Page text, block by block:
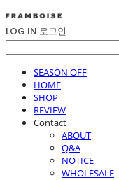
LOG IN 로그인
SEASON OFF
HOME
SHOP
REVIEW
Contact
ABOUT
Q&A
NOTICE
WHOLESALE